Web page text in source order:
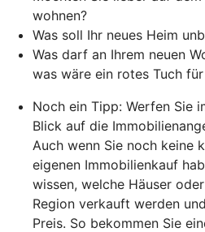
wohnen?
Was soll Ihr neues Heim
Was darf an Ihrem neuen
was wäre ein rotes Tuch für
Noch ein Tipp: Werfen Sie
Blick auf die
Auch wenn Sie noch keine
eigenen Immobilienkauf
wissen, welche Häuser
Region verkauft werden
Preis. So bekommen Sie